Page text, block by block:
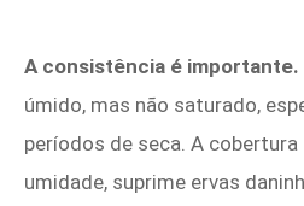
A consistência é importante.
úmido, mas não saturado,
períodos de seca. A
umidade, suprime ervas